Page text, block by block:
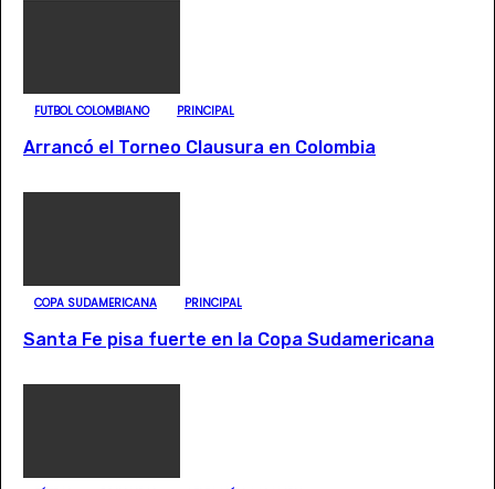
FUTBOL COLOMBIANO PRINCIPAL
Arrancó el Torneo Clausura en Colombia
COPA SUDAMERICANA PRINCIPAL
Santa Fe pisa fuerte en la Copa Sudamericana